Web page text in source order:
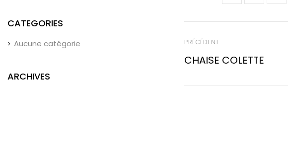
CATEGORIES
Aucune catégorie
ARCHIVES
PRÉCÉDENT
CHAISE COLETTE